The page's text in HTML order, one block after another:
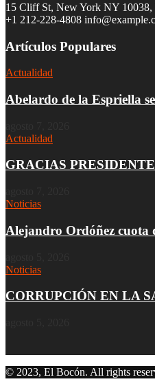
15 Cliff St, New York NY 10038,
+1 212-228-4808
Artículos Populares
Actualidad
Abelardo de la Espriella se
Actualidad
GRACIAS
Noticias
Alejandro Ordóñez cuota
Noticias
CORRUPCIÓN EN LA
© 2023, El Bocón. All rights